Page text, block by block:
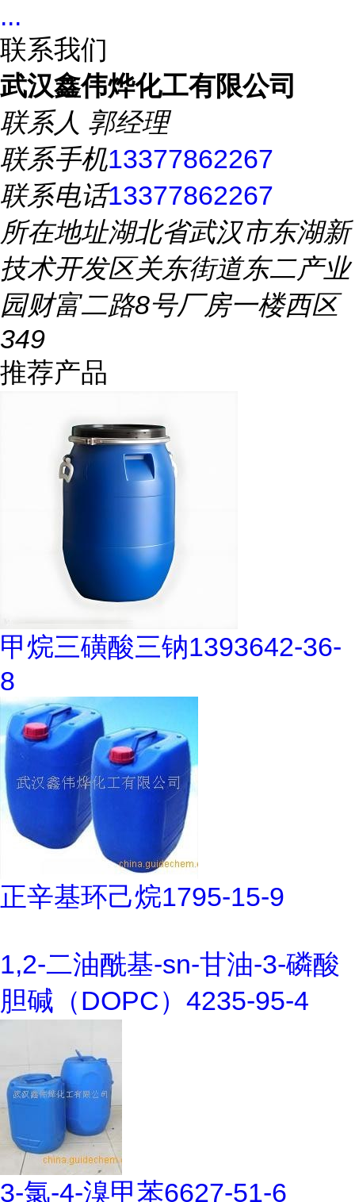
...
联系我们
武汉鑫伟烨化工有限公司
联系人 郭经理
联系手机13377862267
联系电话13377862267
所在地址湖北省武汉市东湖新
技术开发区关东街道东二产业
园财富二路8号厂房一楼西区
349
推荐产品
甲烷三磺酸三钠1393642-36-
8
正辛基环己烷1795-15-9
1,2-二油酰基-sn-甘油-3-磷酸
胆碱（DOPC）4235-95-4
3-氯-4-溴甲苯6627-51-6